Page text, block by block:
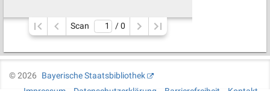
Scan / 0
©2026
Bayerische Staatsbibliothek